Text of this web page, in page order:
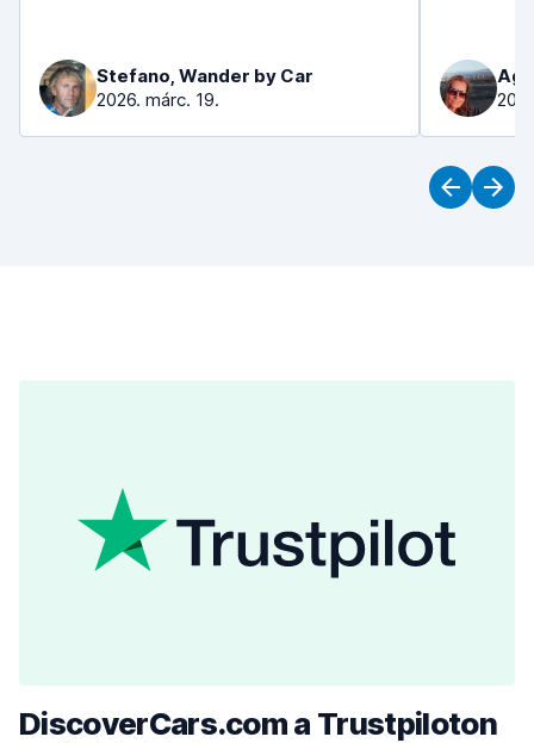
Stefano, Wander by Car
2026. márc. 19.
DiscoverCars.com a Trustpiloton